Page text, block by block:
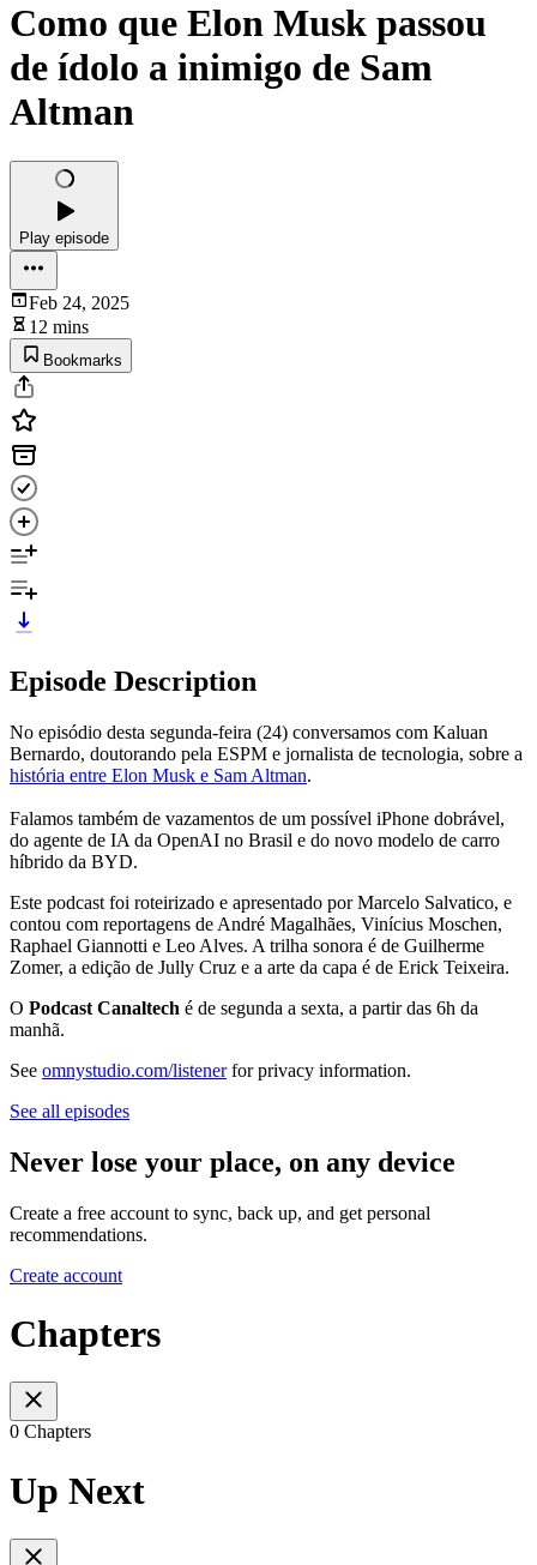
Como que Elon Musk passou
de ídolo a inimigo de Sam
Altman
Play episode
Feb 24, 2025
12 mins
Bookmarks
Episode Description
No episódio desta segunda-feira (24) conversamos com Kaluan
Bernardo, doutorando pela ESPM e jornalista de tecnologia, sobre a
história entre Elon Musk e Sam Altman.
Falamos também de vazamentos de um possível iPhone dobrável,
do agente de IA da OpenAI no Brasil e do novo modelo de carro
híbrido da BYD.
Este podcast foi roteirizado e apresentado por Marcelo Salvatico, e
contou com reportagens de André Magalhães, Vinícius Moschen,
Raphael Giannotti e Leo Alves. A trilha sonora é de Guilherme
Zomer, a edição de Jully Cruz e a arte da capa é de Erick Teixeira.
O Podcast Canaltech é de segunda a sexta, a partir das 6h da
manhã.
See omnystudio.com/listenerfor privacy information.
See all episodes
Never lose your place, on any device
Create a free account to sync, back up, and get personal
recommendations.
Create account
Chapters
0 Chapters
Up Next